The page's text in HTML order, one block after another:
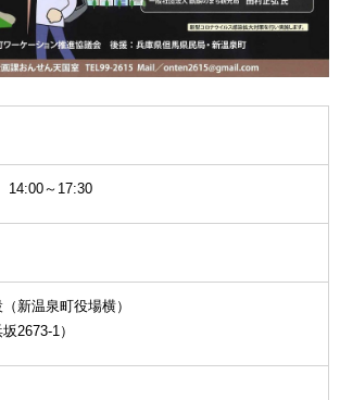
14:00～17:30
新温泉町役場横）
2673-1）